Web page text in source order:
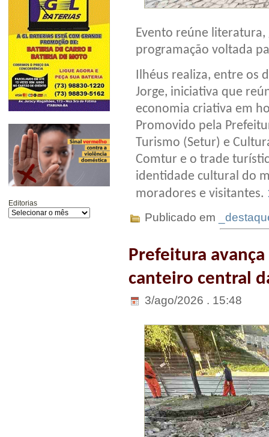
Editorias
Evento reúne
programação voltada
Ilhéus realiza, entre os
Jorge, iniciativa que
economia criativa em
Promovido pela
Turismo (Setur) e
Comtur e o trade
identidade cultural do
moradores e visitantes.
Publicado em
Prefeitura
canteiro central
3/ago/2026 . 15:48